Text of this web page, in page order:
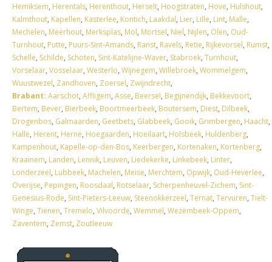
Hemiksem, Herentals, Herenthout, Herselt, Hoogstraten, Hove, Hulshout,
Kalmthout, Kapellen, Kasterlee, Kontich, Laakdal, Lier, Lille, Lint, Malle,
Mechelen, Meerhout, Merksplas, Mol, Mortsel, Niel, Nijlen, Olen, Oud-
Turnhout, Putte, Puurs-Sint-Amands, Ranst, Ravels, Retie, Rijkevorsel, Rumst,
Schelle, Schilde, Schoten, Sint-Katelijne-Waver, Stabroek, Turnhout,
Vorselaar, Vosselaar, Westerlo, Wijnegem, Willebroek, Wommelgem,
Wuustwezel, Zandhoven, Zoersel, Zwijndrecht,
Brabant: Aarschot, Affligem, Asse, Beersel, Begijnendijk, Bekkevoort,
Bertem, Bever, Bierbeek, Boortmeerbeek, Boutersem, Diest, Dilbeek,
Drogenbos, Galmaarden, Geetbets, Glabbeek, Gooik, Grimbergen, Haacht,
Halle, Herent, Herne, Hoegaarden, Hoeilaart, Holsbeek, Huldenberg,
Kampenhout, Kapelle-op-den-Bos, Keerbergen, Kortenaken, Kortenberg,
Kraainem, Landen, Lennik, Leuven, Liedekerke, Linkebeek, Linter,
Londerzeel, Lubbeek, Machelen, Meise, Merchtem, Opwijk, Oud-Heverlee,
Overijse, Pepingen, Roosdaal, Rotselaar, Scherpenheuvel-Zichem, Sint-
Genesius-Rode, Sint-Pieters-Leeuw, Steenokkerzeel, Ternat, Tervuren, Tielt-
Winge, Tienen, Tremelo, Vilvoorde, Wemmel, Wezembeek-Oppem,
Zaventem, Zemst, Zoutleeuw